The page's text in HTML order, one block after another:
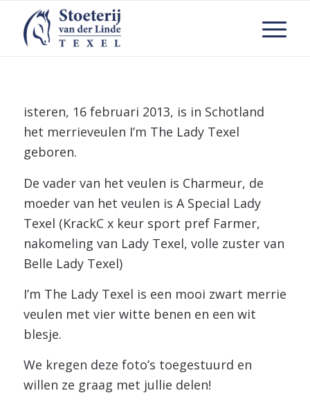
isteren, 16 februari 2013, is in Schotland
het merrieveulen I’m The Lady Texel
geboren.
De vader van het veulen is Charmeur, de
moeder van het veulen is A Special Lady
Texel (KrackC x keur sport pref Farmer,
nakomeling van Lady Texel, volle zuster van
Belle Lady Texel)
I’m The Lady Texel is een mooi zwart merrie
veulen met vier witte benen en een wit
blesje.
We kregen deze foto’s toegestuurd en
willen ze graag met jullie delen!